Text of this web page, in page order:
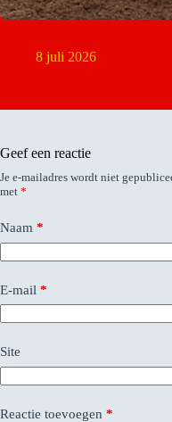
8 juli 2026
Geef een reactie
Je e-mailadres wordt niet
met *
Naam *
E-mail *
Site
Reactie toevoegen *